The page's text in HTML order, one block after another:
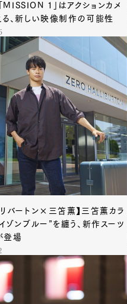
MISSION 1」はアクションカメ
る、新しい映像制作の可能性
リバートン×三笘薫】三笘薫カラ
ゾンブルー”を纏う、新作スーツ
登場